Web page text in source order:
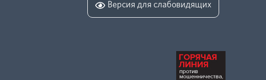
Версия для слабовидящих